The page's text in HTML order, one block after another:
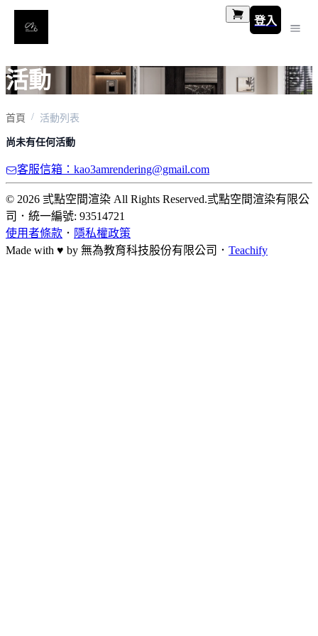
登入
活動
首頁 活動列表
尚未有任何活動
客服信箱：kao3amrendering@gmail.com
© 2026 弎點空間渲染 All Rights Reserved.弎點空間渲染有限公
司 ． 統一編號: 93514721
使用者條款 ． 隱私權政策
Made with ♥ by 無為教育科技股份有限公司． Teachify